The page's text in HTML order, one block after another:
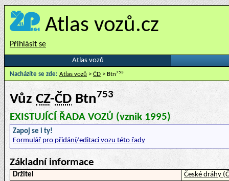
Atlas vozů.cz
Přihlásit se
Atlas vozů
Nacházíte se zde: Atlas vozů > ČD > Btn753
VůzCZ-ČD Btn753
EXISTUJÍCÍ ŘADA VOZŮ (vznik 1995)
Zapoj se i ty!
Formulář pro přidání/editaci vozu této řady
Základní informace
Držitel
České dráhy